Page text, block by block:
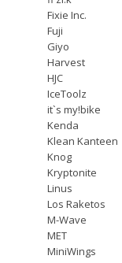
Fixie Inc.
Fuji
Giyo
Harvest
HJC
IceToolz
it`s my!bike
Kenda
Klean Kanteen
Knog
Kryptonite
Linus
Los Raketos
M-Wave
MET
MiniWings